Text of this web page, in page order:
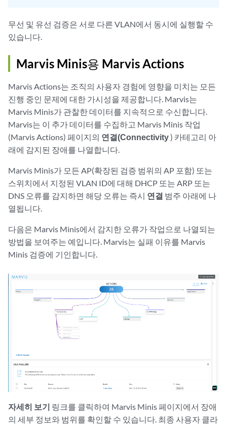
무선 및 유선 검증은 서로 다른 VLAN에서 동시에 실행할 수
있습니다.
Marvis Minis용 Marvis Actions
Marvis Actions는 조직의 사용자 경험에 영향을 미치는 모든
진행 중인 문제에 대한 가시성을 제공합니다. Marvis는
Marvis Minis가 관찰한 데이터를 지속적으로 수신합니다.
Marvis는 이 추가 데이터를 수집하고 Marvis Minis 작업
(Marvis Actions) 페이지의 연결(Connectivity) 카테고리 아
래에 감지된 장애를 나열합니다.
Marvis Minis가 모든 AP(확장된 검증 범위의 AP 포함) 또는
스위치에서 지정된 VLAN ID에 대해 DHCP 또는 ARP 또는
DNS 오류를 감지하면 해당 오류는 즉시 연결 범주 아래에 나
열됩니다.
다음은 Marvis Minis에서 감지한 오류가 작업으로 나열되는
방법을 보여주는 예입니다. Marvis는 실패 이유를 Marvis
Minis 검증에 기인합니다.
자세히 보기 링크를 클릭하여 Marvis Minis 페이지에서 장애
의 세부 정보와 범위를 확인할 수 있습니다. 최종 사용자 클라